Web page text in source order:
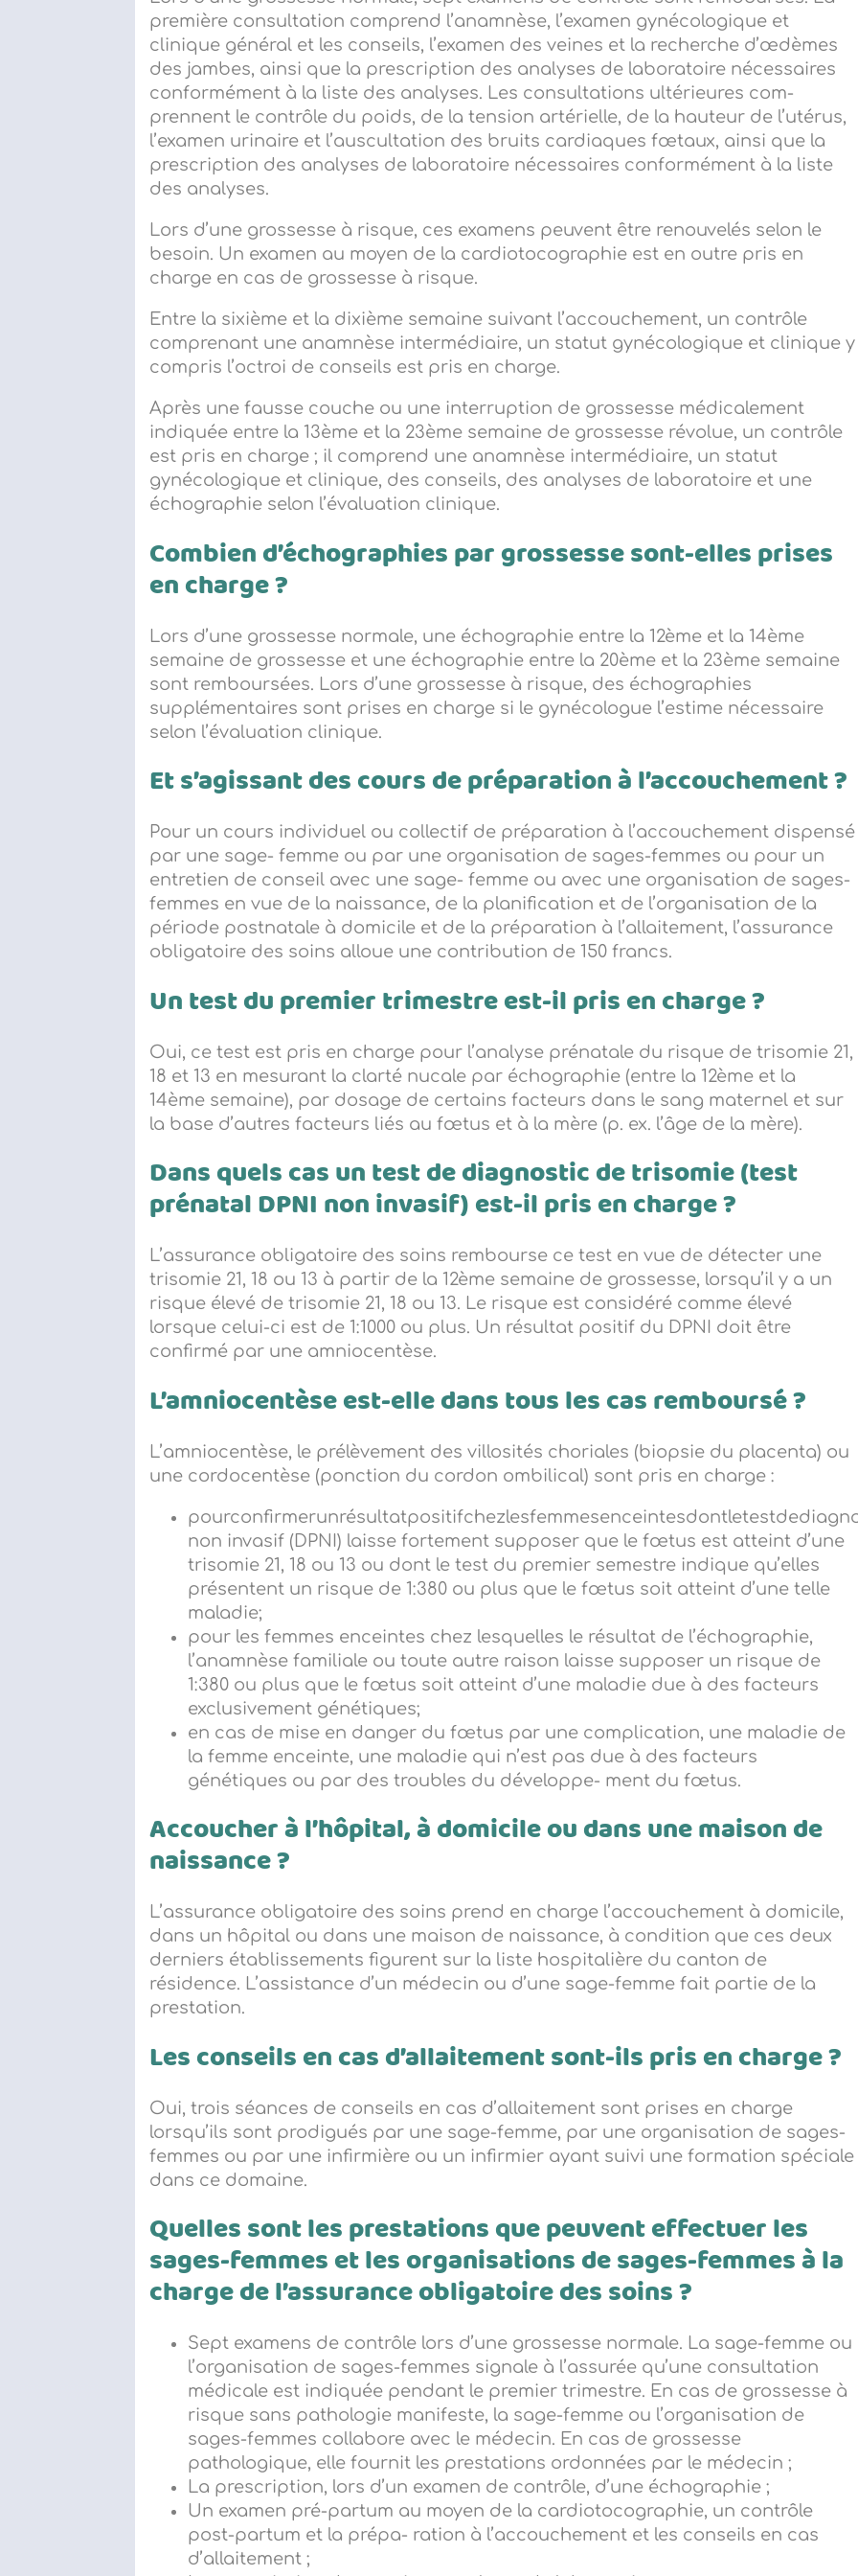
première consultation comprend l’anamnèse, l’examen gynécologique et
clinique général et les conseils, l’examen des veines et la recherche d’œdèmes
des jambes, ainsi que la prescription des analyses de laboratoire nécessaires
conformément à la liste des analyses. Les consultations ultérieures com-
prennent le contrôle du poids, de la tension artérielle, de la hauteur de l’utérus,
l’examen urinaire et l’auscultation des bruits cardiaques fœtaux, ainsi que la
prescription des analyses de laboratoire nécessaires conformément à la liste
des analyses.
Lors d’une grossesse à risque, ces examens peuvent être renouvelés selon le
besoin. Un examen au moyen de la cardiotocographie est en outre pris en
charge en cas de grossesse à risque.
Entre la sixième et la dixième semaine suivant l’accouchement, un contrôle
comprenant une anamnèse intermédiaire, un statut gynécologique et clinique y
compris l’octroi de conseils est pris en charge.
Après une fausse couche ou une interruption de grossesse médicalement
indiquée entre la 13ème et la 23ème semaine de grossesse révolue, un contrôle
est pris en charge ; il comprend une anamnèse intermédiaire, un statut
gynécologique et clinique, des conseils, des analyses de laboratoire et une
échographie selon l’évaluation clinique.
Combien d’échographies par grossesse sont-elles prises
en charge ?
Lors d’une grossesse normale, une échographie entre la 12ème et la 14ème
semaine de grossesse et une échographie entre la 20ème et la 23ème semaine
sont remboursées. Lors d’une grossesse à risque, des échographies
supplémentaires sont prises en charge si le gynécologue l’estime nécessaire
selon l’évaluation clinique.
Et s’agissant des cours de préparation à l’accouchement ?
Pour un cours individuel ou collectif de préparation à l’accouchement dispensé
par une sage- femme ou par une organisation de sages-femmes ou pour un
entretien de conseil avec une sage- femme ou avec une organisation de sages-
femmes en vue de la naissance, de la planification et de l’organisation de la
période postnatale à domicile et de la préparation à l’allaitement, l’assurance
obligatoire des soins alloue une contribution de 150 francs.
Un test du premier trimestre est-il pris en charge ?
Oui, ce test est pris en charge pour l’analyse prénatale du risque de trisomie 21,
18 et 13 en mesurant la clarté nucale par échographie (entre la 12ème et la
14ème semaine), par dosage de certains facteurs dans le sang maternel et sur
la base d’autres facteurs liés au fœtus et à la mère (p. ex. l’âge de la mère).
Dans quels cas un test de diagnostic de trisomie (test
prénatal DPNI non invasif) est-il pris en charge ?
L’assurance obligatoire des soins rembourse ce test en vue de détecter une
trisomie 21, 18 ou 13 à partir de la 12ème semaine de grossesse, lorsqu’il y a un
risque élevé de trisomie 21, 18 ou 13. Le risque est considéré comme élevé
lorsque celui-ci est de 1:1000 ou plus. Un résultat positif du DPNI doit être
confirmé par une amniocentèse.
L’amniocentèse est-elle dans tous les cas remboursé ?
L’amniocentèse, le prélèvement des villosités choriales (biopsie du placenta) ou
une cordocentèse (ponction du cordon ombilical) sont pris en charge :
non invasif (DPNI) laisse fortement supposer que le fœtus est atteint d’une
trisomie 21, 18 ou 13 ou dont le test du premier semestre indique qu’elles
présentent un risque de 1:380 ou plus que le fœtus soit atteint d’une telle
maladie;
pour les femmes enceintes chez lesquelles le résultat de l’échographie,
l’anamnèse familiale ou toute autre raison laisse supposer un risque de
1:380 ou plus que le fœtus soit atteint d’une maladie due à des facteurs
exclusivement génétiques;
en cas de mise en danger du fœtus par une complication, une maladie de
la femme enceinte, une maladie qui n’est pas due à des facteurs
génétiques ou par des troubles du développe- ment du fœtus.
Accoucher à l’hôpital, à domicile ou dans une maison de
naissance ?
L’assurance obligatoire des soins prend en charge l’accouchement à domicile,
dans un hôpital ou dans une maison de naissance, à condition que ces deux
derniers établissements figurent sur la liste hospitalière du canton de
résidence. L’assistance d’un médecin ou d’une sage-femme fait partie de la
prestation.
Les conseils en cas d’allaitement sont-ils pris en charge ?
Oui, trois séances de conseils en cas d’allaitement sont prises en charge
lorsqu’ils sont prodigués par une sage-femme, par une organisation de sages-
femmes ou par une infirmière ou un infirmier ayant suivi une formation spéciale
dans ce domaine.
Quelles sont les prestations que peuvent effectuer les
sages-femmes et les organisations de sages-femmes à la
charge de l’assurance obligatoire des soins ?
Sept examens de contrôle lors d’une grossesse normale. La sage-femme ou
l’organisation de sages-femmes signale à l’assurée qu’une consultation
médicale est indiquée pendant le premier trimestre. En cas de grossesse à
risque sans pathologie manifeste, la sage-femme ou l’organisation de
sages-femmes collabore avec le médecin. En cas de grossesse
pathologique, elle fournit les prestations ordonnées par le médecin ;
La prescription, lors d’un examen de contrôle, d’une échographie ;
Un examen pré-partum au moyen de la cardiotocographie, un contrôle
post-partum et la prépa- ration à l’accouchement et les conseils en cas
d’allaitement ;